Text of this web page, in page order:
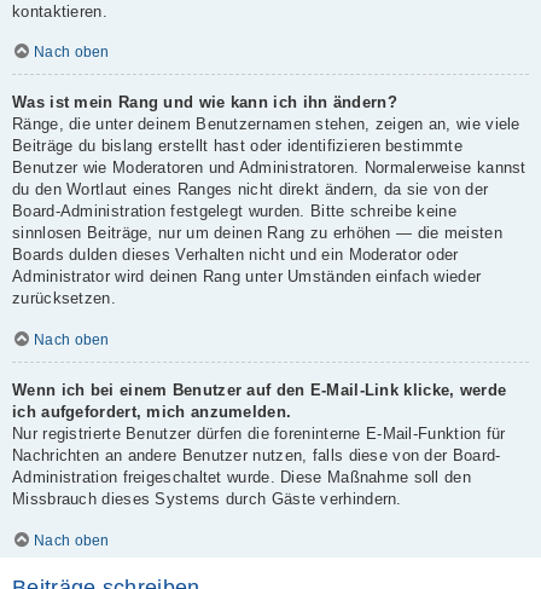
kontaktieren.
Nach oben
Was ist mein Rang und wie kann ich ihn ändern?
Ränge, die unter deinem Benutzernamen stehen, zeigen an, wie viele
Beiträge du bislang erstellt hast oder identifizieren bestimmte
Benutzer wie Moderatoren und Administratoren. Normalerweise kannst
du den Wortlaut eines Ranges nicht direkt ändern, da sie von der
Board-Administration festgelegt wurden. Bitte schreibe keine
sinnlosen Beiträge, nur um deinen Rang zu erhöhen — die meisten
Boards dulden dieses Verhalten nicht und ein Moderator oder
Administrator wird deinen Rang unter Umständen einfach wieder
zurücksetzen.
Nach oben
Wenn ich bei einem Benutzer auf den E-Mail-Link klicke, werde
ich aufgefordert, mich anzumelden.
Nur registrierte Benutzer dürfen die foreninterne E-Mail-Funktion für
Nachrichten an andere Benutzer nutzen, falls diese von der Board-
Administration freigeschaltet wurde. Diese Maßnahme soll den
Missbrauch dieses Systems durch Gäste verhindern.
Nach oben